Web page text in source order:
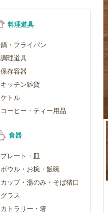
料理道具
鍋・フライパン
調理道具
保存容器
キッチン雑貨
ケトル
コーヒー・ティー用品
食器
プレート・皿
ボウル・お椀・飯碗
カップ・湯のみ・そば猪口
グラス
カトラリー・箸